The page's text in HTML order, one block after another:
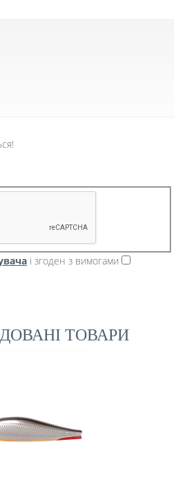
і згоден з вимогами
ТОВАРИ